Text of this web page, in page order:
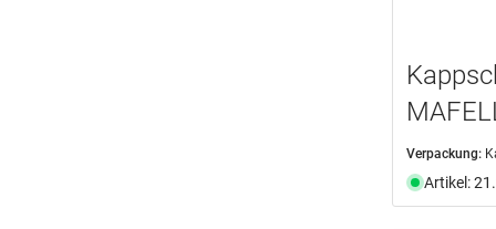
Verpackung:
Artikel: